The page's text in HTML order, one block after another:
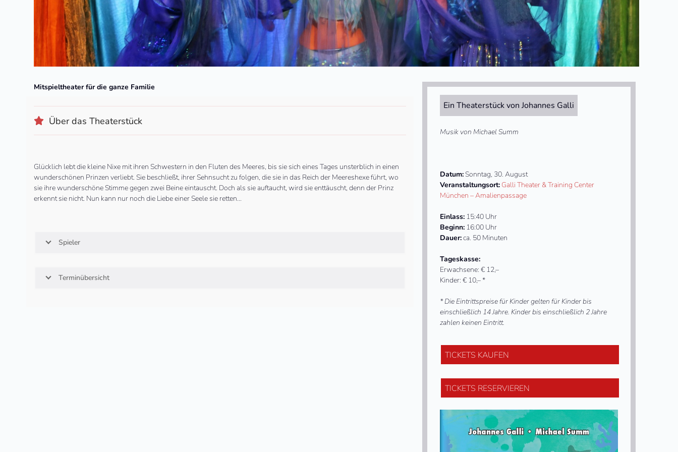
Mitspieltheater für die ganze Familie
Über das Theaterstück
Glücklich lebt die kleine Nixe mit ihren Schwestern in den Fluten des Meeres, bis sie sich eines Tages unsterblich in einen
wunderschönen Prinzen verliebt. Sie beschließt, ihrer Sehnsucht zu folgen, die sie in das Reich der Meereshexe führt, wo
sie ihre wunderschöne Stimme gegen zwei Beine eintauscht. Doch als sie auftaucht, wird sie enttäuscht, denn der Prinz
erkennt sie nicht. Nun kann nur noch die Liebe einer Seele sie retten…
Spieler
Terminübersicht
Ein Theaterstück von Johannes Galli
Musik von Michael Summ
Datum:Sonntag, 30. August
Veranstaltungsort: Galli Theater & Training Center
München – Amalienpassage
Einlass: 15:40 Uhr
Beginn: 16:00 Uhr
Dauer:ca. 50 Minuten
Tageskasse:
Erwachsene: € 12,–
Kinder: € 10,– *
* Die Eintrittspreise für Kinder gelten für Kinder bis
einschließlich 14 Jahre. Kinder bis einschließlich 2 Jahre
zahlen keinen Eintritt.
TICKETS KAUFEN
TICKETS RESERVIEREN